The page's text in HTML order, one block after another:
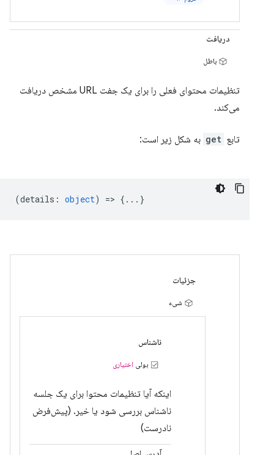
دریافت
باطل
تنظیمات محتوای فعلی را برای یک جفت URL مشخص دریافت
می‌کند.
تابع get به شکل زیر است:
(details : object) => {...}
جزئیات
شیء
ناشناس
بولی اختیاری
اینکه آیا تنظیمات محتوا برای یک جلسه
ناشناس بررسی شود یا خیر. (پیش‌فرض
نادرست)